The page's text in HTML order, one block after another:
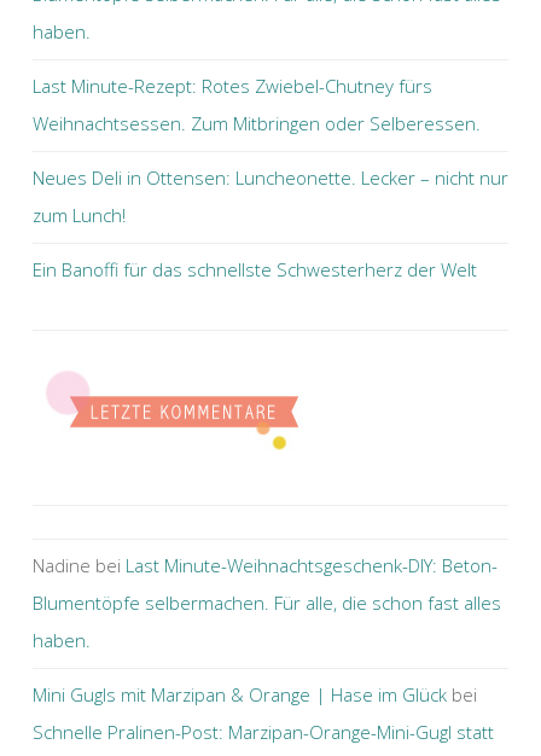
haben.
Last Minute-Rezept: Rotes Zwiebel-Chutney fürs
Weihnachtsessen. Zum Mitbringen oder Selberessen.
Neues Deli in Ottensen: Luncheonette. Lecker – nicht nur
zum Lunch!
Ein Banoffi für das schnellste Schwesterherz der Welt
Nadine bei Last Minute-Weihnachtsgeschenk-DIY: Beton-
Blumentöpfe selbermachen. Für alle, die schon fast alles
haben.
Mini Gugls mit Marzipan & Orange | Hase im Glück bei
Schnelle Pralinen-Post: Marzipan-Orange-Mini-Gugl statt